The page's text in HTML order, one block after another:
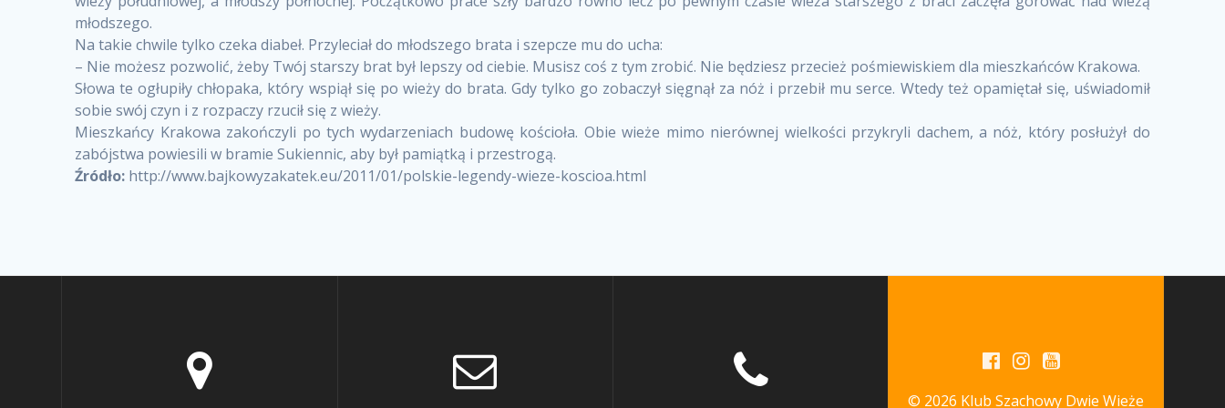
młodszego.
Na takie chwile tylko czeka diabeł. Przyleciał do młodszego brata i szepcze mu do ucha:
– Nie możesz pozwolić, żeby Twój starszy brat był lepszy od ciebie. Musisz coś z tym zrobić. Nie będziesz przecież pośmiewiskiem dla mieszkańców Krakowa.
Słowa te ogłupiły chłopaka, który wspiął się po wieży do brata. Gdy tylko go zobaczył sięgnął za nóż i przebił mu serce. Wtedy też opamiętał się, uświadomił
sobie swój czyn i z rozpaczy rzucił się z wieży.
Mieszkańcy Krakowa zakończyli po tych wydarzeniach budowę kościoła. Obie wieże mimo nierównej wielkości przykryli dachem, a nóż, który posłużył do
zabójstwa powiesili w bramie Sukiennic, aby był pamiątką i przestrogą.
Źródło: http://www.bajkowyzakatek.eu/2011/01/polskie-legendy-wieze-koscioa.html
© 2026 Klub Szachowy Dwie Wieże